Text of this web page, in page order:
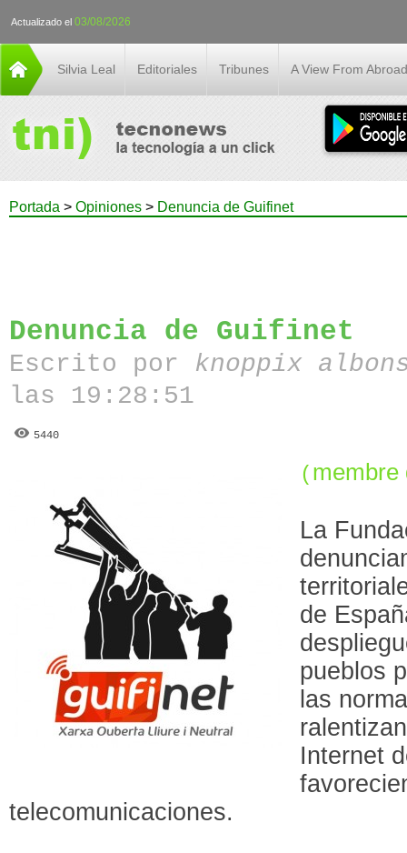
Actualizado el 03/08/2026
Silvia Leal Editoriales Tribunes A View From Abroad
Portada > Opiniones > Denuncia de Guifinet
Denuncia de Guifinet
Escrito por knoppix
las 19:28:51
5440
( membre
La
de
pueblos
las
Internet
telecomunicaciones.